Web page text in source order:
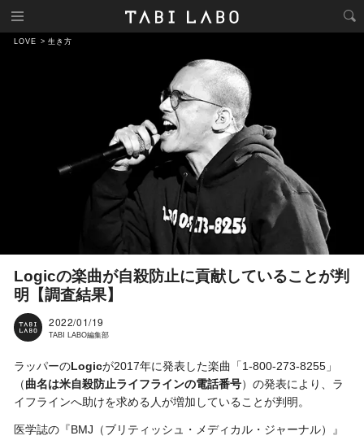
LOVE 生き方
Logicの楽曲が自殺防止に貢献していることが判
明【調査結果】
2022/01/19
TABI LABO編集部
ラッパーのLogicが2017年に発表した楽曲「1-800-273-8255」
（曲名は米自殺防止ライフラインの電話番号）の発表により、ラ
イフラインへ助けを求める人が増加していることが判明。
医学誌の『BMJ（ブリティッシュ・メディカル・ジャーナル）』